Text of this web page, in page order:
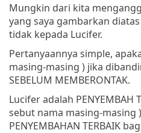
Mungkin dari kita
yang saya gambarkan
tidak kepada Lucifer.
Pertanyaannya simple,
masing-masing ) jika
SEBELUM MEMBERONTAK.
Lucifer adalah PENYEMBAH
sebut nama masing-masing
PENYEMBAHAN TERBAIK